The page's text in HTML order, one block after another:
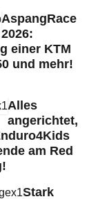
AspangRace
2026:
einer KTM
und mehr!
Alles
angerichtet,
am Red
Stark